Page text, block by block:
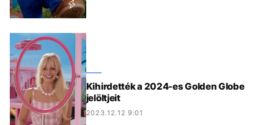
Kihirdették a 2024-es Golden Globe
jelöltjeit
2023.12.12 9:01